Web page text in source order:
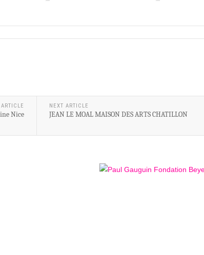
Nice
NEXT ARTICLE
JEAN LE MOAL MAISON DES ARTS CHATILLON